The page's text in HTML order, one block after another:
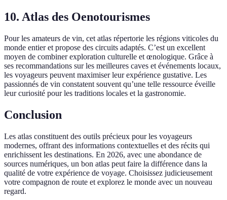
10. Atlas des Oenotourismes
Pour les amateurs de vin, cet atlas répertorie les régions viticoles du
monde entier et propose des circuits adaptés. C’est un excellent
moyen de combiner exploration culturelle et œnologique. Grâce à
ses recommandations sur les meilleures caves et événements locaux,
les voyageurs peuvent maximiser leur expérience gustative. Les
passionnés de vin constatent souvent qu’une telle ressource éveille
leur curiosité pour les traditions locales et la gastronomie.
Conclusion
Les atlas constituent des outils précieux pour les voyageurs
modernes, offrant des informations contextuelles et des récits qui
enrichissent les destinations. En 2026, avec une abondance de
sources numériques, un bon atlas peut faire la différence dans la
qualité de votre expérience de voyage. Choisissez judicieusement
votre compagnon de route et explorez le monde avec un nouveau
regard.